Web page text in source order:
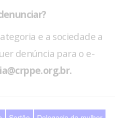
e a sociedade a
denúncia para o e-
.